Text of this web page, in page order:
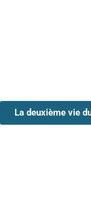
La deuxième vie